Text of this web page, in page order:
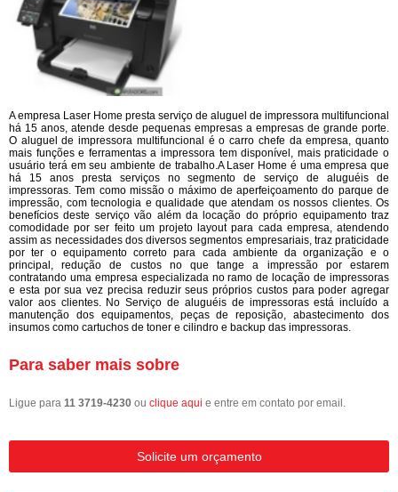
A empresa Laser Home presta serviço de aluguel de impressora multifuncional
há 15 anos, atende desde pequenas empresas a empresas de grande porte.
O aluguel de impressora multifuncional é o carro chefe da empresa, quanto
mais funções e ferramentas a impressora tem disponível, mais praticidade o
usuário terá em seu ambiente de trabalho.A Laser Home é uma empresa que
há 15 anos presta serviços no segmento de serviço de aluguéis de
impressoras. Tem como missão o máximo de aperfeiçoamento do parque de
impressão, com tecnologia e qualidade que atendam os nossos clientes. Os
benefícios deste serviço vão além da locação do próprio equipamento traz
comodidade por ser feito um projeto layout para cada empresa, atendendo
assim as necessidades dos diversos segmentos empresariais, traz praticidade
por ter o equipamento correto para cada ambiente da organização e o
principal, redução de custos no que tange a impressão por estarem
contratando uma empresa especializada no ramo de locação de impressoras
e esta por sua vez precisa reduzir seus próprios custos para poder agregar
valor aos clientes. No Serviço de aluguéis de impressoras está incluído a
manutenção dos equipamentos, peças de reposição, abastecimento dos
insumos como cartuchos de toner e cilindro e backup das impressoras.
Para saber mais sobre
Ligue para 11 3719-4230 ou clique aqui e entre em contato por email.
Solicite um orçamento